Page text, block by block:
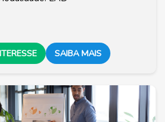
SAIBA MAIS